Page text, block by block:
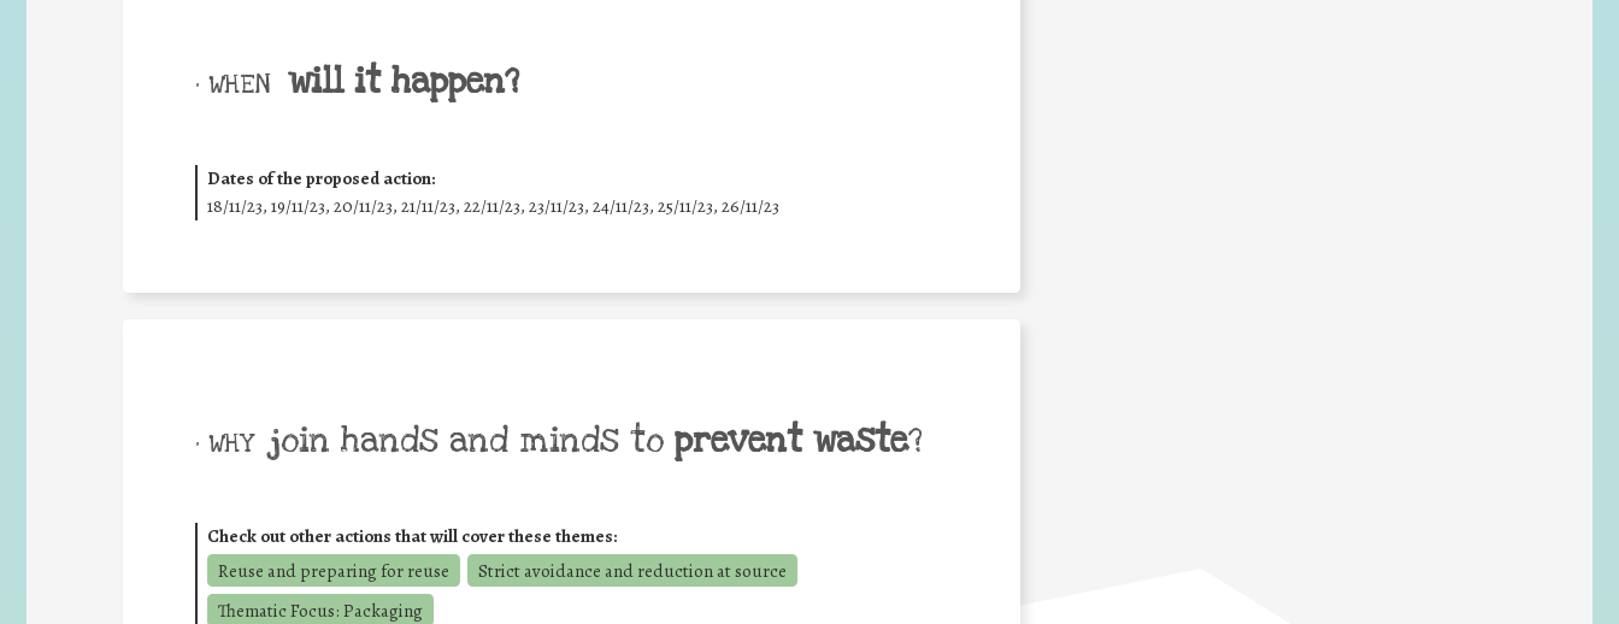
• WHEN will it happen?
Dates of the proposed action:
18/11/23, 19/11/23, 20/11/23, 21/11/23, 22/11/23, 23/11/23, 24/11/23, 25/11/23, 26/11/23
• WHY join hands and minds to prevent waste?
Check out other actions that will cover these themes:
Reuse and preparing for reuse
Strict avoidance and reduction at source
Thematic Focus: Packaging